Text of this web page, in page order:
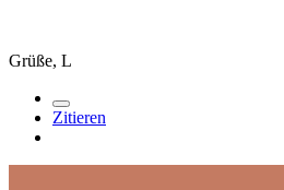
Grüße, L
Zitieren